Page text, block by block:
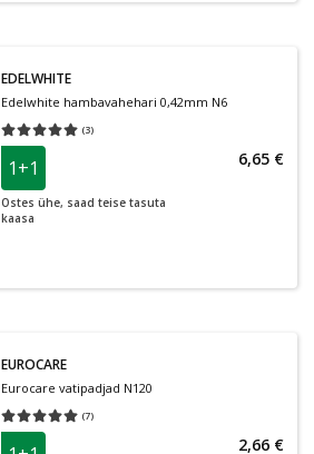
EDELWHITE
Edelwhite hambavahehari 0,42mm N6
(3)
Keskmine hinnang 5.00
1+1
Ostes ühe, saad teise tasuta
kaasa
6,65 €
EUROCARE
Eurocare vatipadjad N120
(7)
Keskmine hinnang 5.00
2,66 €